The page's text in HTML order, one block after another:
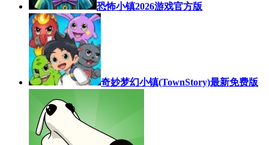
恐怖小镇2026游戏官方版
奇妙梦幻小镇(TownStory)最新免费版